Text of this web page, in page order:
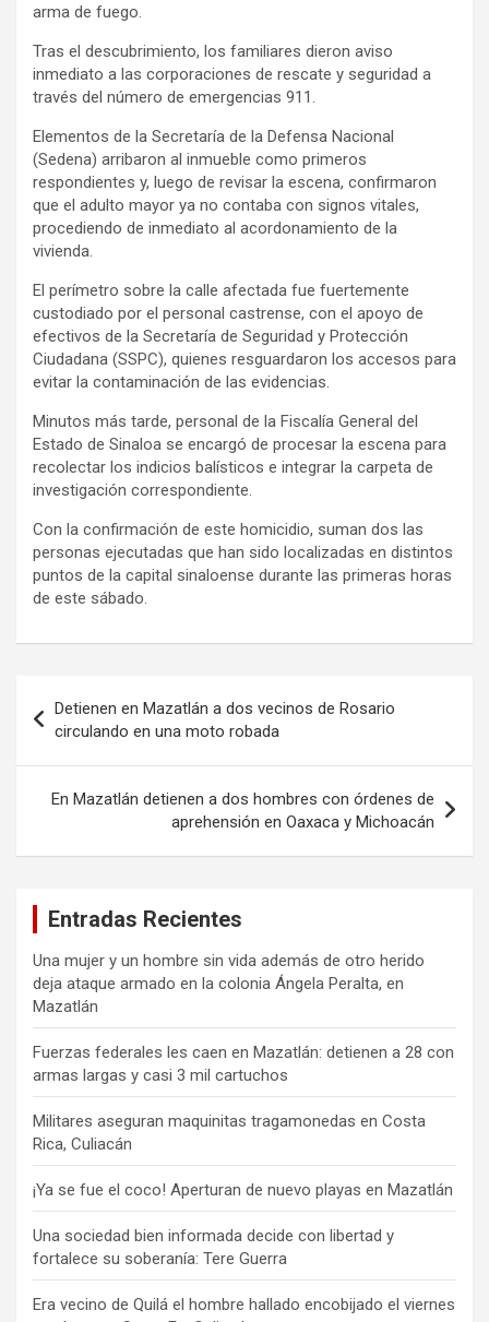
arma de fuego.
Tras el descubrimiento, los familiares dieron aviso
inmediato a las corporaciones de rescate y seguridad a
través del número de emergencias 911.
Elementos de la Secretaría de la Defensa Nacional
(Sedena) arribaron al inmueble como primeros
respondientes y, luego de revisar la escena, confirmaron
que el adulto mayor ya no contaba con signos vitales,
procediendo de inmediato al acordonamiento de la
vivienda.
El perímetro sobre la calle afectada fue fuertemente
custodiado por el personal castrense, con el apoyo de
efectivos de la Secretaría de Seguridad y Protección
Ciudadana (SSPC), quienes resguardaron los accesos para
evitar la contaminación de las evidencias.
Minutos más tarde, personal de la Fiscalía General del
Estado de Sinaloa se encargó de procesar la escena para
recolectar los indicios balísticos e integrar la carpeta de
investigación correspondiente.
Con la confirmación de este homicidio, suman dos las
personas ejecutadas que han sido localizadas en distintos
puntos de la capital sinaloense durante las primeras horas
de este sábado.
de
entradas
Detienen en Mazatlán a dos vecinos de Rosario
circulando en una moto robada
En Mazatlán detienen a dos hombres con órdenes de
aprehensión en Oaxaca y Michoacán
Entradas Recientes
Una mujer y un hombre sin vida además de otro herido
deja ataque armado en la colonia Ángela Peralta, en
Mazatlán
Fuerzas federales les caen en Mazatlán: detienen a 28 con
armas largas y casi 3 mil cartuchos
Militares aseguran maquinitas tragamonedas en Costa
Rica, Culiacán
¡Ya se fue el coco! Aperturan de nuevo playas en Mazatlán
Una sociedad bien informada decide con libertad y
fortalece su soberanía: Tere Guerra
Era vecino de Quilá el hombre hallado encobijado el viernes